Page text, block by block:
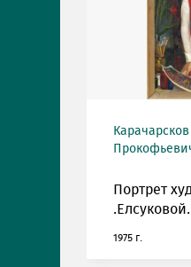
Портрет
.Елсуковой.
1975 г.